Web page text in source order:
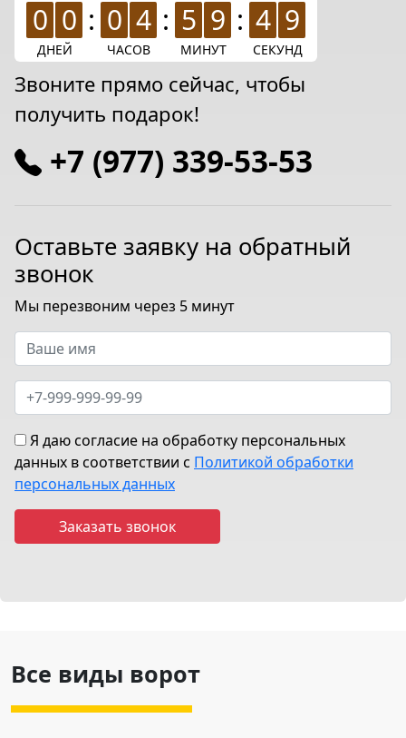
0 0
ДНЕЙ
: 0 4
ЧАСОВ
: 5 9
МИНУТ
: 4 7
СЕКУНД
Звоните прямо сейчас, чтобы
получить подарок!
+7 (977) 339-53-53
Оставьте заявку на обратный
звонок
Мы перезвоним через 5 минут
Я даю согласие на обработку персональных
данных в соответствии с Политикой обработки
персональных данных
Все виды ворот